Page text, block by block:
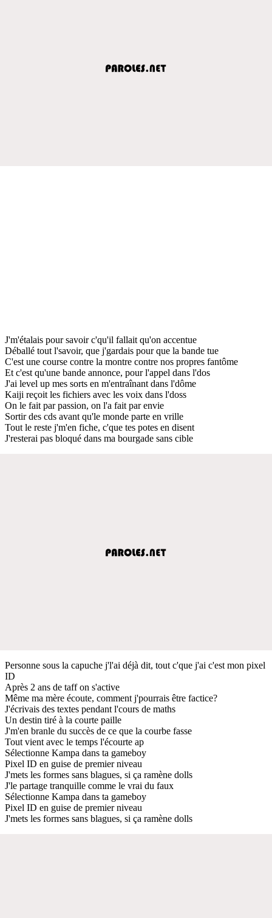
J'm'étalais pour savoir c'qu'il fallait qu'on accentue
Déballé tout l'savoir, que j'gardais pour que la bande tue
C'est une course contre la montre contre nos propres fantôme
Et c'est qu'une bande annonce, pour l'appel dans l'dos
J'ai level up mes sorts en m'entraînant dans l'dôme
Kaiji reçoit les fichiers avec les voix dans l'doss
On le fait par passion, on l'a fait par envie
Sortir des cds avant qu'le monde parte en vrille
Tout le reste j'm'en fiche, c'que tes potes en disent
J'resterai pas bloqué dans ma bourgade sans cible
Personne sous la capuche j'l'ai déjà dit, tout c'que j'ai c'est mon pixel
ID
Après 2 ans de taff on s'active
Même ma mère écoute, comment j'pourrais être factice?
J'écrivais des textes pendant l'cours de maths
Un destin tiré à la courte paille
J'm'en branle du succès de ce que la courbe fasse
Tout vient avec le temps l'écourte ap
Sélectionne Kampa dans ta gameboy
Pixel ID en guise de premier niveau
J'mets les formes sans blagues, si ça ramène dolls
J'le partage tranquille comme le vrai du faux
Sélectionne Kampa dans ta gameboy
Pixel ID en guise de premier niveau
J'mets les formes sans blagues, si ça ramène dolls